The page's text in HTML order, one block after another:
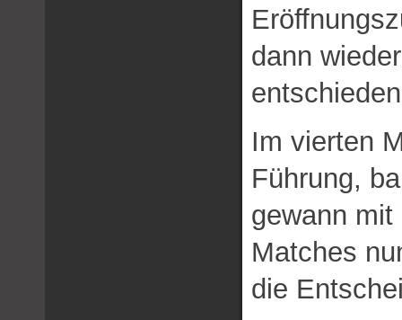
dann
Im vierten
Führung,
gewann
Matches
die